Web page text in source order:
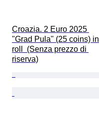
Croazia. 2 Euro 2025
"Grad Pula" (25 coins) in
roll  (Senza prezzo di
riserva)